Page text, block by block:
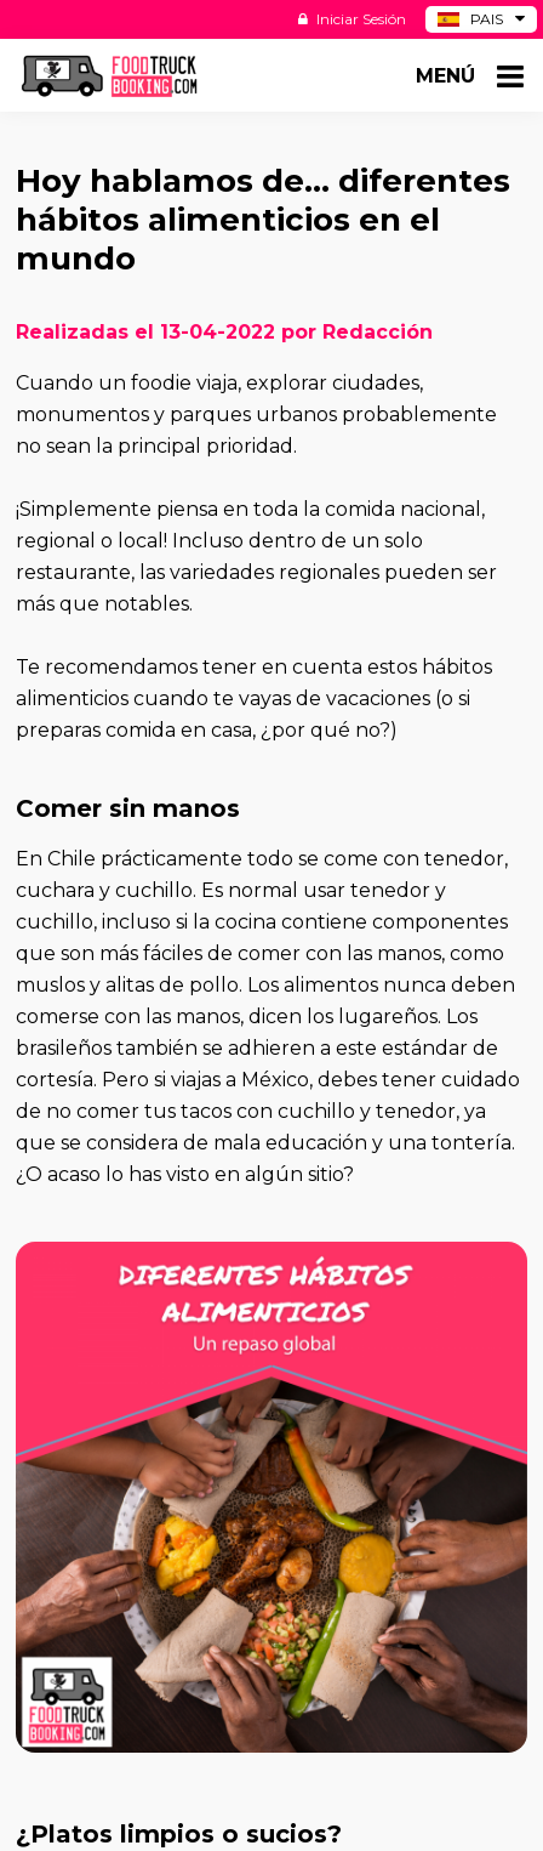
PAIS
DE
Iniciar Sesión
MENÚ
Hoy hablamos de... diferentes
hábitos alimenticios en el
mundo
Realizadas el 13-04-2022 por Redacción
Cuando un foodie viaja, explorar ciudades,
monumentos y parques urbanos probablemente
no sean la principal prioridad.
¡Simplemente piensa en toda la comida nacional,
regional o local! Incluso dentro de un solo
restaurante, las variedades regionales pueden ser
más que notables.
Te recomendamos tener en cuenta estos hábitos
alimenticios cuando te vayas de vacaciones (o si
preparas comida en casa, ¿por qué no?)
Comer sin manos
En Chile prácticamente todo se come con tenedor,
cuchara y cuchillo. Es normal usar tenedor y
cuchillo, incluso si la cocina contiene componentes
que son más fáciles de comer con las manos, como
muslos y alitas de pollo. Los alimentos nunca deben
comerse con las manos, dicen los lugareños. Los
brasileños también se adhieren a este estándar de
cortesía. Pero si viajas a México, debes tener cuidado
de no comer tus tacos con cuchillo y tenedor, ya
que se considera de mala educación y una tontería.
¿O acaso lo has visto en algún sitio?
¿Platos limpios o sucios?